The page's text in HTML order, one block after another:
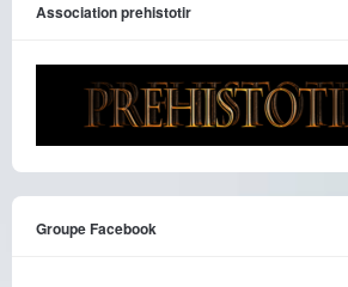
Association prehistotir
Groupe Facebook